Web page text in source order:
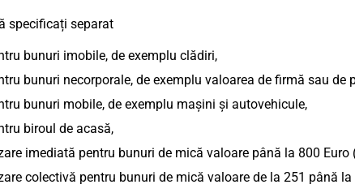
specificați separat
bunuri imobile, de exemplu clădiri,
bunuri necorporale, de exemplu valoarea de firmă sau de
bunuri mobile, de exemplu mașini și autovehicule,
biroul de acasă,
imediată pentru bunuri de mică valoare până la 800 Euro
colectivă pentru bunuri de mică valoare de la 251 până la